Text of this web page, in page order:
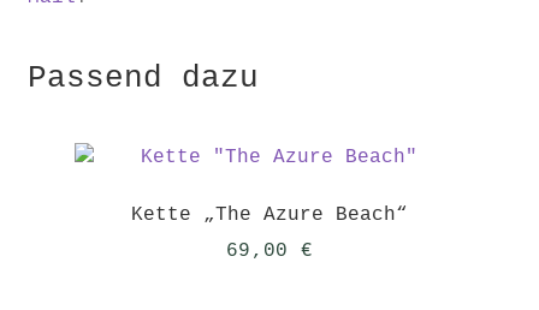
Passend dazu
Kette „The Azure Beach“
69,00 €